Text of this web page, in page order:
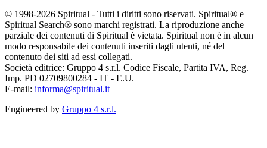
© 1998-2026 Spiritual - Tutti i diritti sono riservati. Spiritual® e
Spiritual Search® sono marchi registrati. La riproduzione anche
parziale dei contenuti di Spiritual è vietata. Spiritual non è in alcun
modo responsabile dei contenuti inseriti dagli utenti, né del
contenuto dei siti ad essi collegati.
Società editrice: Gruppo 4 s.r.l. Codice Fiscale, Partita IVA, Reg.
Imp. PD 02709800284 - IT - E.U.
E-mail: informa@spiritual.it
Engineered by Gruppo 4 s.r.l.